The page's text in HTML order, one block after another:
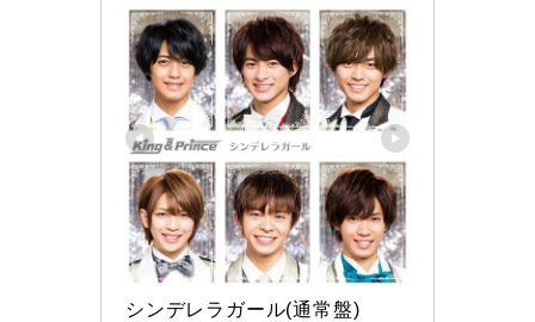
シンデレラガール(通常盤)